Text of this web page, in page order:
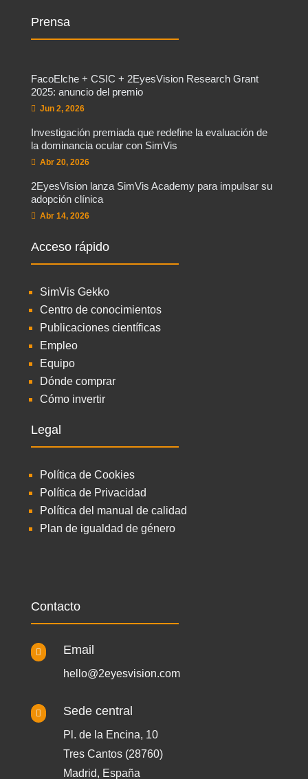
Prensa
FacoElche + CSIC + 2EyesVision Research Grant
2025: anuncio del premio
Jun 2, 2026
Investigación premiada que redefine la evaluación de
la dominancia ocular con SimVis
Abr 20, 2026
2EyesVision lanza SimVis Academy para impulsar su
adopción clínica
Abr 14, 2026
Acceso rápido
SimVis Gekko
Centro de conocimientos
Publicaciones científicas
Empleo
Equipo
Dónde comprar
Cómo invertir
Legal
Política de Cookies
Política de Privacidad
Política del manual de calidad
Plan de igualdad de género
Contacto
 Email
hello@2eyesvision.com
 Sede central
Pl. de la Encina, 10
Tres Cantos (28760)
Madrid, España